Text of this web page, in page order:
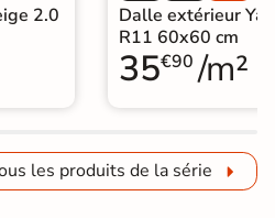
2.0
Dalle extérieur
R11 60x60 cm
35€90 /m²
les produits de la série